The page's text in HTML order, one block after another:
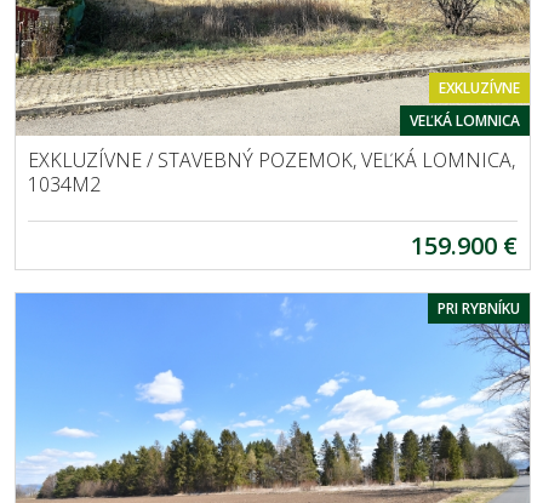
EXKLUZÍVNE
VEĽKÁ LOMNICA
EXKLUZÍVNE / STAVEBNÝ POZEMOK, VEĽKÁ LOMNICA,
1034M2
159.900 €
PRI RYBNÍKU